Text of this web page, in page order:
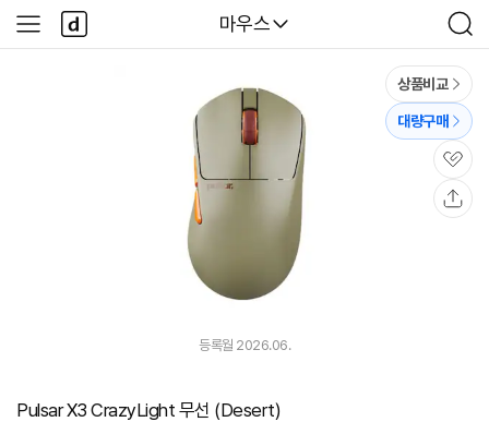
다나와
마우스
검
색
사
이
다
나
와
상품비교
대량구매
관
심
등록월 2026.06.
Pulsar X3 CrazyLight 무선 (Desert)